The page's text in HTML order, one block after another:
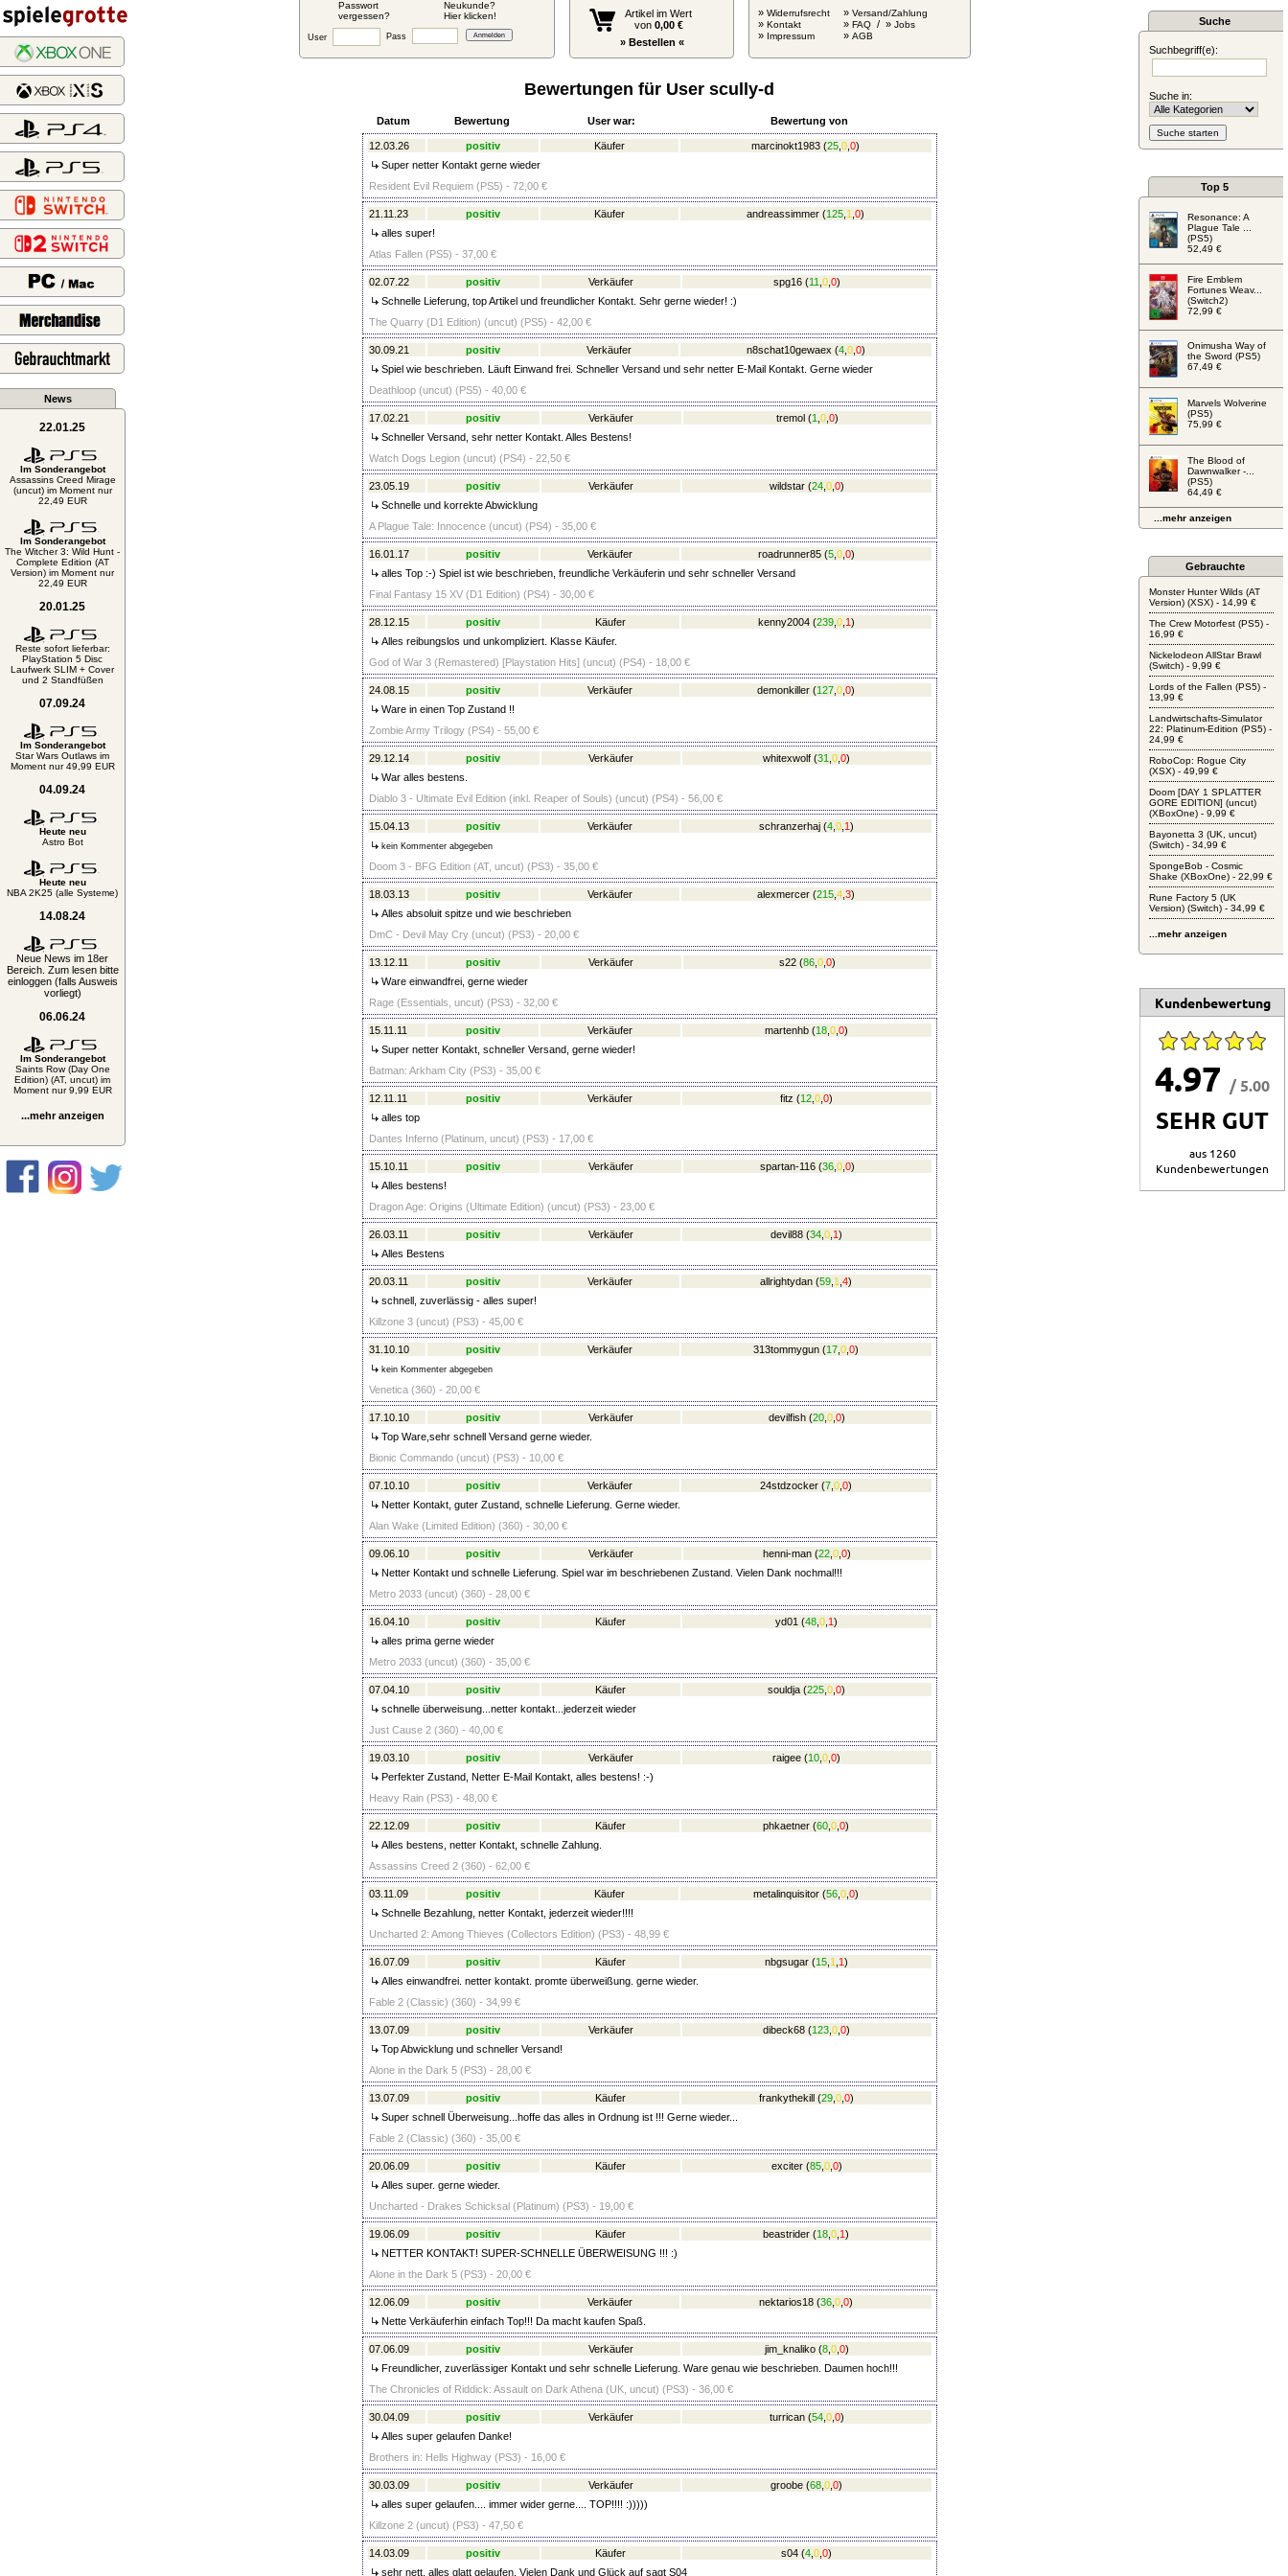
Passwort
vergessen?
Neukunde?
Hier klicken!
User Pass
Artikel im Wert
von 0,00 €
» Bestellen «
» Widerrufsrecht
» Kontakt
» Impressum
» Versand/Zahlung
» FAQ / » Jobs
» AGB
News
22.01.25
Im Sonderangebot
Assassins Creed Mirage
(uncut) im Moment nur
22,49 EUR
Im Sonderangebot
The Witcher 3: Wild Hunt -
Complete Edition (AT
Version) im Moment nur
22,49 EUR
20.01.25
Reste sofort lieferbar:
PlayStation 5 Disc
Laufwerk SLIM + Cover
und 2 Standfüßen
07.09.24
Im Sonderangebot
Star Wars Outlaws im
Moment nur 49,99 EUR
04.09.24
Heute neu
Astro Bot
Heute neu
NBA 2K25 (alle Systeme)
14.08.24
Neue News im 18er
Bereich. Zum lesen bitte
einloggen (falls Ausweis
vorliegt)
06.06.24
Im Sonderangebot
Saints Row (Day One
Edition) (AT, uncut) im
Moment nur 9,99 EUR
...mehr anzeigen
Bewertungen für User scully-d
Datum Bewertung User war: Bewertung von
12.03.26 positiv Käufer marcinokt1983 (25 0 0)
Super netter Kontakt gerne wieder
Resident Evil Requiem (PS5) - 72,00 €
21.11.23 positiv Käufer andreassimmer (125 1 0)
alles super!
Atlas Fallen (PS5) - 37,00 €
02.07.22 positiv Verkäufer spg16 (11 0, 0)
Schnelle Lieferung, top Artikel und freundlicher Kontakt. Sehr gerne wieder! :)
The Quarry (D1 Edition) (uncut) (PS5) - 42,00 €
30.09.21 positiv Verkäufer n8schat10gewaex (4, 0, 0)
Spiel wie beschrieben. Läuft Einwand frei. Schneller Versand und sehr netter E-Mail Kontakt. Gerne wieder
Deathloop (uncut) (PS5) - 40,00 €
17.02.21 positiv Verkäufer tremol (1 0, 0)
Schneller Versand, sehr netter Kontakt. Alles Bestens!
Watch Dogs Legion (uncut) (PS4) - 22,50 €
23.05.19 positiv Verkäufer wildstar (24, 0, 0)
Schnelle und korrekte Abwicklung
A Plague Tale: Innocence (uncut) (PS4) - 35,00 €
16.01.17 positiv Verkäufer roadrunner85 (5, 0, 0)
alles Top :-) Spiel ist wie beschrieben, freundliche Verkäuferin und sehr schneller Versand
Final Fantasy 15 XV (D1 Edition) (PS4) - 30,00 €
28.12.15 positiv Käufer kenny2004 (239, 0, 1)
Alles reibungslos und unkompliziert. Klasse Käufer.
God of War 3 (Remastered) [Playstation Hits] (uncut) (PS4) - 18,00 €
24.08.15 positiv Verkäufer demonkiller (127 0 0)
Ware in einen Top Zustand !!
Zombie Army Trilogy (PS4) - 55,00 €
29.12.14 positiv Verkäufer whitexwolf (31 0 0)
War alles bestens.
Diablo 3 - Ultimate Evil Edition (inkl. Reaper of Souls) (uncut) (PS4) - 56,00 €
15.04.13 positiv Verkäufer schranzerhaj (4, 0, 1)
kein Kommenter abgegeben
Doom 3 - BFG Edition (AT, uncut) (PS3) - 35,00 €
18.03.13 positiv Verkäufer alexmercer (215 4 3)
Alles absoluit spitze und wie beschrieben
DmC - Devil May Cry (uncut) (PS3) - 20,00 €
13.12.11 positiv Verkäufer s22 (86, 0, 0)
Ware einwandfrei, gerne wieder
Rage (Essentials, uncut) (PS3) - 32,00 €
15.11.11 positiv Verkäufer martenhb (18 0 0)
Super netter Kontakt, schneller Versand, gerne wieder!
Batman: Arkham City (PS3) - 35,00 €
12.11.11 positiv Verkäufer fitz (12 0 0)
alles top
Dantes Inferno (Platinum, uncut) (PS3) - 17,00 €
15.10.11 positiv Verkäufer spartan-116 (36, 0, 0)
Alles bestens!
Dragon Age: Origins (Ultimate Edition) (uncut) (PS3) - 23,00 €
26.03.11 positiv Verkäufer devil88 (34 0 1)
Alles Bestens
20.03.11 positiv Verkäufer allrightydan (59 1 4)
schnell, zuverlässig - alles super!
Killzone 3 (uncut) (PS3) - 45,00 €
31.10.10 positiv Verkäufer 313tommygun (17 0 0)
kein Kommenter abgegeben
Venetica (360) - 20,00 €
17.10.10 positiv Verkäufer devilfish (20, 0, 0)
Top Ware,sehr schnell Versand gerne wieder.
Bionic Commando (uncut) (PS3) - 10,00 €
07.10.10 positiv Verkäufer 24stdzocker (7 0 0)
Netter Kontakt, guter Zustand, schnelle Lieferung. Gerne wieder.
Alan Wake (Limited Edition) (360) - 30,00 €
09.06.10 positiv Verkäufer henni-man (22 0 0)
Netter Kontakt und schnelle Lieferung. Spiel war im beschriebenen Zustand. Vielen Dank nochmal!!!
Metro 2033 (uncut) (360) - 28,00 €
16.04.10 positiv Käufer yd01 (48 0 1)
alles prima gerne wieder
Metro 2033 (uncut) (360) - 35,00 €
07.04.10 positiv Käufer souldja (225 0 0)
schnelle überweisung...netter kontakt...jederzeit wieder
Just Cause 2 (360) - 40,00 €
19.03.10 positiv Verkäufer raigee (10 0 0)
Perfekter Zustand, Netter E-Mail Kontakt, alles bestens! :-)
Heavy Rain (PS3) - 48,00 €
22.12.09 positiv Käufer phkaetner (60 0 0)
Alles bestens, netter Kontakt, schnelle Zahlung.
Assassins Creed 2 (360) - 62,00 €
03.11.09 positiv Käufer metalinquisitor (56, 0, 0)
Schnelle Bezahlung, netter Kontakt, jederzeit wieder!!!!
Uncharted 2: Among Thieves (Collectors Edition) (PS3) - 48,99 €
16.07.09 positiv Käufer nbgsugar (15, 1 1)
Alles einwandfrei. netter kontakt. promte überweißung. gerne wieder.
Fable 2 (Classic) (360) - 34,99 €
13.07.09 positiv Verkäufer dibeck68 (123 0 0)
Top Abwicklung und schneller Versand!
Alone in the Dark 5 (PS3) - 28,00 €
13.07.09 positiv Käufer frankythekill (29, 0, 0)
Super schnell Überweisung...hoffe das alles in Ordnung ist !!! Gerne wieder...
Fable 2 (Classic) (360) - 35,00 €
20.06.09 positiv Käufer exciter (85, 0, 0)
Alles super. gerne wieder.
Uncharted - Drakes Schicksal (Platinum) (PS3) - 19,00 €
19.06.09 positiv Käufer beastrider (18 0 1)
NETTER KONTAKT! SUPER-SCHNELLE ÜBERWEISUNG !!! :)
Alone in the Dark 5 (PS3) - 20,00 €
12.06.09 positiv Verkäufer nektarios18 (36 0 0)
Nette Verkäuferhin einfach Top!!! Da macht kaufen Spaß.
07.06.09 positiv Verkäufer jim_knaliko (8, 0, 0)
Freundlicher, zuverlässiger Kontakt und sehr schnelle Lieferung. Ware genau wie beschrieben. Daumen hoch!!!
The Chronicles of Riddick: Assault on Dark Athena (UK, uncut) (PS3) - 36,00 €
30.04.09 positiv Verkäufer turrican (54, 0, 0)
Alles super gelaufen Danke!
Brothers in: Hells Highway (PS3) - 16,00 €
30.03.09 positiv Verkäufer groobe (68 0 0)
alles super gelaufen.... immer wider gerne.... TOP!!!! :)))))
Killzone 2 (uncut) (PS3) - 47,50 €
14.03.09 positiv Käufer s04 (4 0 0)
sehr nett, alles glatt gelaufen, Vielen Dank und Glück auf sagt S04
Suche
Suchbegriff(e):
Suche in:
Top 5
Resonance: A
Plague Tale ...
(PS5)
52,49 €
Fire Emblem
Fortunes Weav...
(Switch2)
72,99 €
Onimusha Way of
the Sword (PS5)
67,49 €
Marvels Wolverine
(PS5)
75,99 €
The Blood of
Dawnwalker -...
(PS5)
64,49 €
...mehr anzeigen
Gebrauchte
Monster Hunter Wilds (AT
Version) (XSX) - 14,99 €
The Crew Motorfest (PS5) -
16,99 €
Nickelodeon AllStar Brawl
(Switch) - 9,99 €
Lords of the Fallen (PS5) -
13,99 €
Landwirtschafts-Simulator
22: Platinum-Edition (PS5) -
24,99 €
RoboCop: Rogue City
(XSX) - 49,99 €
Doom [DAY 1 SPLATTER
GORE EDITION] (uncut)
(XBoxOne) - 9,99 €
Bayonetta 3 (UK, uncut)
(Switch) - 34,99 €
SpongeBob - Cosmic
Shake (XBoxOne) - 22,99 €
Rune Factory 5 (UK
Version) (Switch) - 34,99 €
...mehr anzeigen
Kundenbewertung
4.97 / 5.00
SEHR GUT
aus 1260
Kundenbewertungen